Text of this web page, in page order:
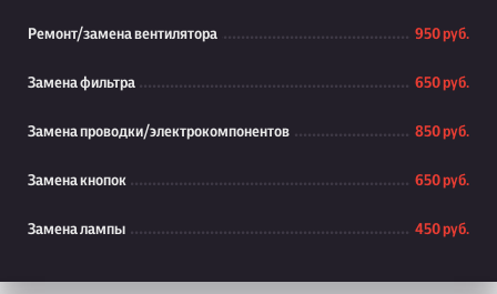
Ремонт/замена вентилятора 950 руб.
Замена фильтра 650 руб.
Замена проводки/электрокомпонентов 850 руб.
Замена кнопок 650 руб.
Замена лампы 450 руб.